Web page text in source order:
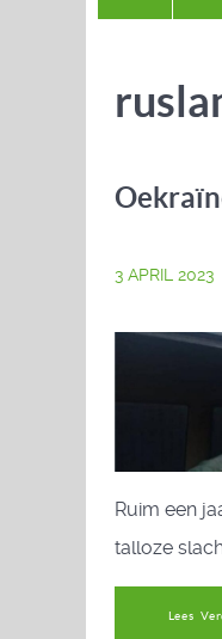
3 APRIL 2023
Ruim een
talloze
Lees